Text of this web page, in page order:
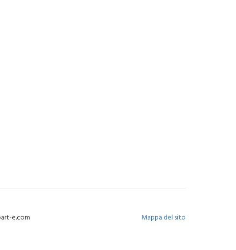
e.com Mappa del sito